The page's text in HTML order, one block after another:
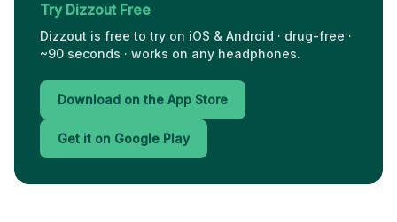
Try Dizzout Free
Dizzout is free to try on iOS & Android · drug-free ·
~90 seconds · works on any headphones.
Download on the App Store
Get it on Google Play